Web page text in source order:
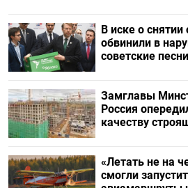
В иске о
обвинили в
советские
Замглавы
Россия
качеству
«Летать не на
смогли